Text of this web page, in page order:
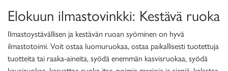
Elokuun ilmastovinkki: Kestävä ruoka
Ilmastoystävällisen ja kestävän ruoan syöminen on hyvä
ilmastotoimi. Voit ostaa luomuruokaa, ostaa paikallisesti tuotettuja
tuotteita tai raaka-aineita, syödä enemmän kasvisruokaa, syödä